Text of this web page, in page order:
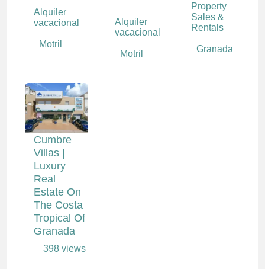
Alquiler
vacacional
Motril
Alquiler
vacacional
Motril
Property
Sales &
Rentals
Granada
Cumbre
Villas |
Luxury
Real
Estate On
The Costa
Tropical Of
Granada
398 views